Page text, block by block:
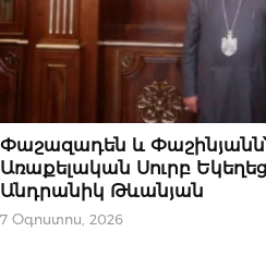
ԿԱՐԵՎՈՐԸ
Փաշազադեն և
Առաքելական Սուրբ
Անդրանիկ Թևանյան
7 Օգոստոս, 2026